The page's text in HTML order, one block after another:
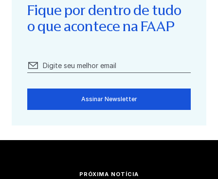
Fique por dentro de tudo
o que acontece na FAAP
Assinar Newsletter
PRÓXIMA NOTÍCIA